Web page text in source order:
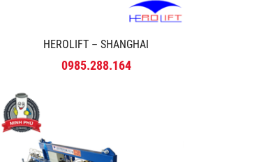
HEROLIFT – SHANGHAI
0985.288.164